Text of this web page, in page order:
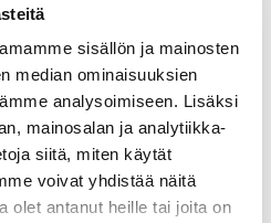
sisällön ja mainosten
median ominaisuuksien
analysoimiseen. Lisäksi
mainosalan ja analytiikka-
siitä, miten käytät
voivat yhdistää näitä
olet antanut heille tai joita on